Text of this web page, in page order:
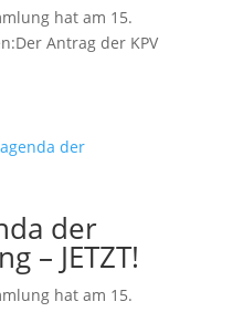
hat am 15.
Antrag der KPV
der
– JETZT!
hat am 15.